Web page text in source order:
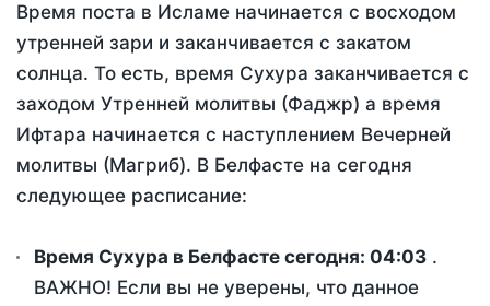
Время поста в Исламе начинается с восходом
утренней зари и заканчивается с закатом
солнца. То есть, время Сухура заканчивается с
заходом Утренней молитвы (Фаджр) а время
Ифтара начинается с наступлением Вечерней
молитвы (Магриб). В Белфасте на сегодня
следующее расписание:
Время Сухура в Белфасте сегодня: 04:03 .
ВАЖНО! Если вы не уверены, что данное